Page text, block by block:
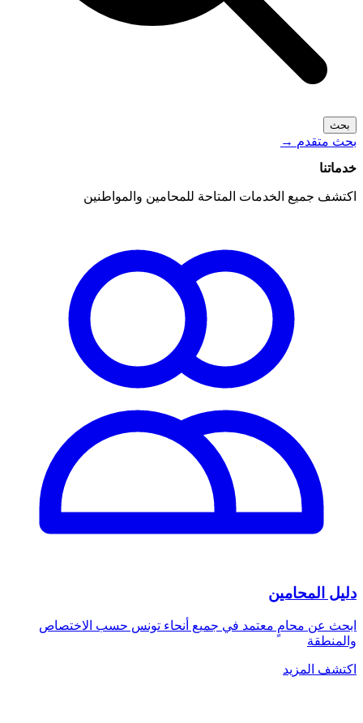
بحث
بحث متقدم →
خدماتنا
اكتشف جميع الخدمات المتاحة للمحامين والمواطنين
دليل المحامين
ابحث عن محامٍ معتمد في جميع أنحاء تونس حسب الاختصاص
والمنطقة
اكتشف المزيد